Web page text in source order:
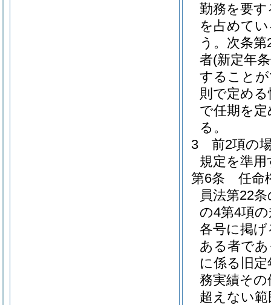
勤務を要
を占めて
う。次条
者(新定年
すること
則で定め
で任期を
る。
3
前2項の
規定を準用
第6条
任命
員法第22
の4第4項
各号に掲
ある者で
に係る旧
務実績そ
超えない